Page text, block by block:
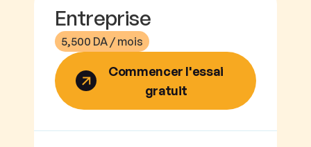
Entreprise
5,500 DA / mois
Commencer l'essai
gratuit